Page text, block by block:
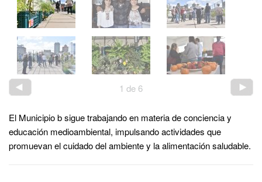
1 de 6
El Municipio b sigue trabajando en materia de conciencia y
educación medioambiental, impulsando actividades que
promuevan el cuidado del ambiente y la alimentación saludable.